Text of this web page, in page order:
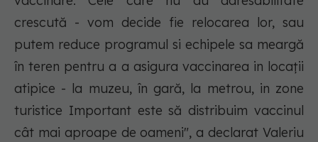
crescută - vom decide fie relocarea lor, sau
putem reduce programul si echipele sa meargă
în teren pentru a a asigura vaccinarea in locații
atipice - la muzeu, în gară, la metrou, in zone
turistice Important este să distribuim vaccinul
cât mai aproape de oameni", a declarat Valeriu